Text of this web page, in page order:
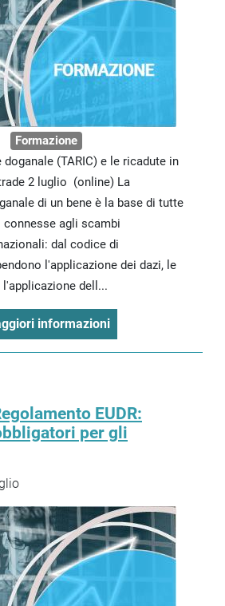
Formazione
(TARIC) e le ricadute in
2 luglio (online) La
di un bene è la base di tutte
connesse agli scambi
dal codice di
l'applicazione dei dazi, le
dell...
informazioni
EUDR:
per gli